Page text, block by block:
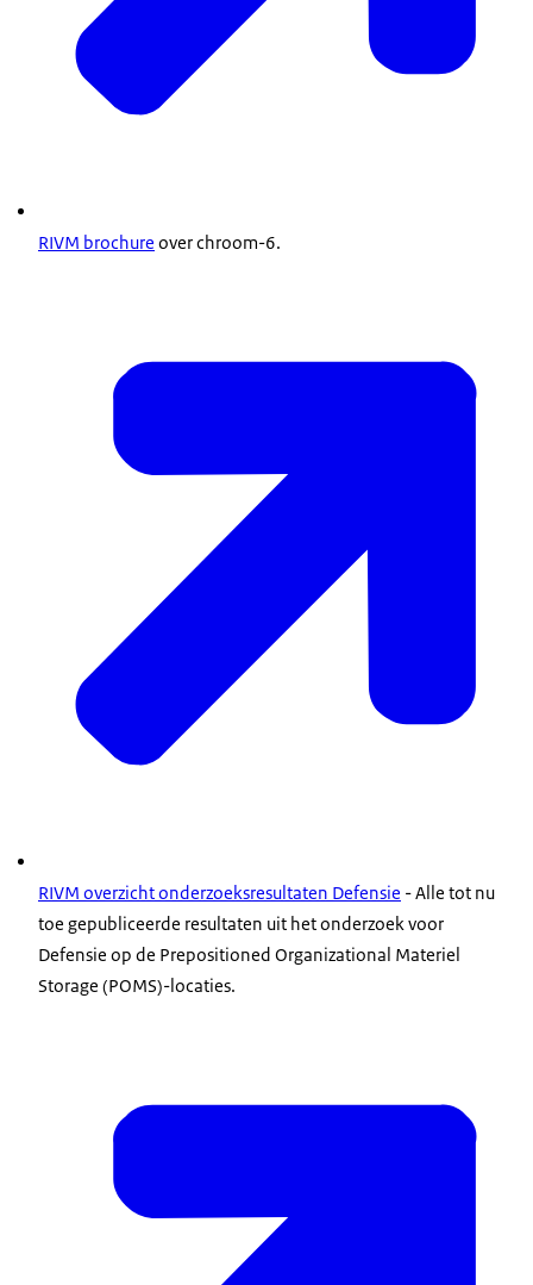
RIVM brochure over chroom-6.
RIVM overzicht onderzoeksresultaten Defensie - Alle tot nu
toe gepubliceerde resultaten uit het onderzoek voor
Defensie op de Prepositioned Organizational Materiel
Storage (POMS)-locaties.